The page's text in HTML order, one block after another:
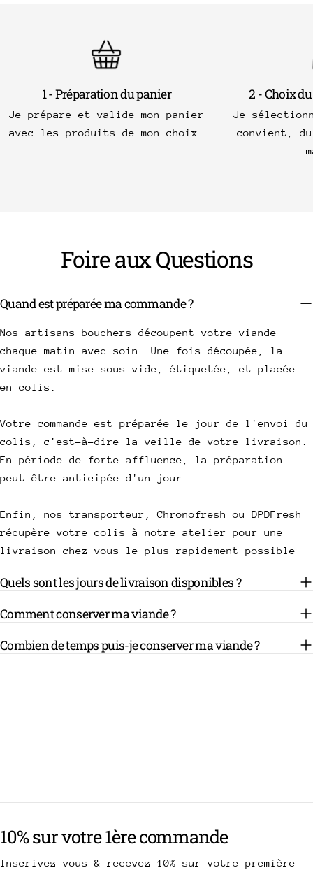
1 - Préparation du panier
Je prépare et valide mon panier
avec les produits de mon choix.
2 - Choix
Je
convient,
Foire aux Questions
Quand est préparée ma commande ?
Nos artisans bouchers découpent votre viande
chaque matin avec soin. Une fois découpée, la
viande est mise sous vide, étiquetée, et placée
en colis.
Votre commande est préparée le jour de l'envoi du
colis, c'est-à-dire la veille de votre livraison.
En période de forte affluence, la préparation
peut être anticipée d'un jour.
Enfin, nos transporteur, Chronofresh ou DPDFresh
récupère votre colis à notre atelier pour une
livraison chez vous le plus rapidement possible
Quels sont les jours de livraison disponibles ?
Comment conserver ma viande ?
Combien de temps puis-je conserver ma viande ?
10% sur votre 1ère commande
Inscrivez-vous & recevez 10% sur votre première